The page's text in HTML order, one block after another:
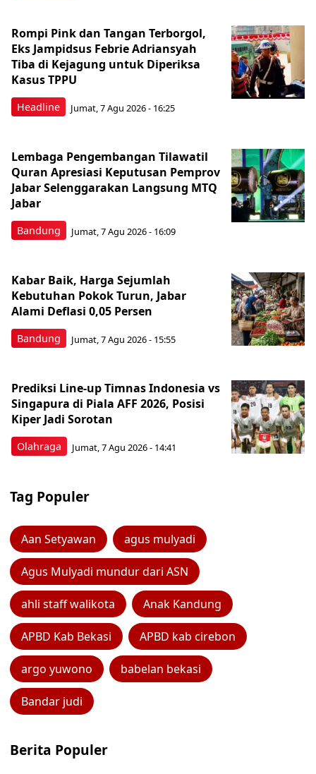
Headline
Rompi Pink dan Tangan Terborgol,
Eks Jampidsus Febrie Adriansyah
Tiba di Kejagung untuk Diperiksa
Kasus TPPU
Jumat, 7 Agu 2026 - 16:25
Bandung
Lembaga Pengembangan Tilawatil
Quran Apresiasi Keputusan Pemprov
Jabar Selenggarakan Langsung MTQ
Jabar
Jumat, 7 Agu 2026 - 16:09
Bandung
Kabar Baik, Harga Sejumlah
Kebutuhan Pokok Turun, Jabar
Alami Deflasi 0,05 Persen
Jumat, 7 Agu 2026 - 15:55
Olahraga
Prediksi Line-up Timnas Indonesia vs
Singapura di Piala AFF 2026, Posisi
Kiper Jadi Sorotan
Jumat, 7 Agu 2026 - 14:41
Tag Populer
Aan Setyawan agus mulyadi
Agus Mulyadi mundur dari ASN
ahli staff walikota Anak Kandung
APBD Kab Bekasi APBD kab cirebon
argo yuwono babelan bekasi
Bandar judi
Berita Populer